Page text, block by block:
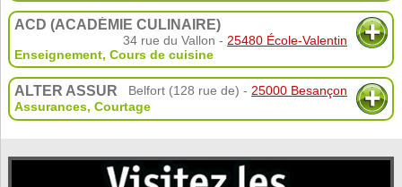
ACD (ACADÉMIE CULINAIRE)
34 rue du Vallon - 25480 École-Valentin
Enseignement, Cours de cuisine
ALTER ASSUR Belfort (128 rue de) - 25000 Besançon
Assurances, Courtage